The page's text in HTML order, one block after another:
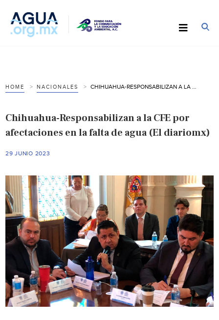
HOME NACIONALES
Chihuahua-Responsabilizan a la CFE por
afectaciones en la falta de agua (El diariomx)
29 JUNIO 2023